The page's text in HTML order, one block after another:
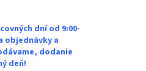
dní od 9:00-
objednávky a
dodanie
deň!